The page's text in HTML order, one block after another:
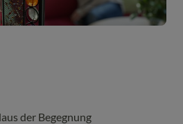
der Begegnung